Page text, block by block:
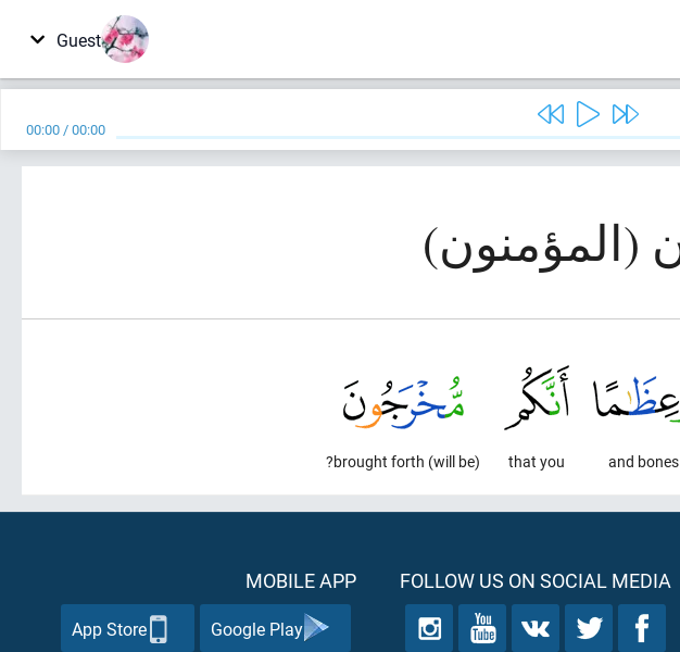
Guest
00:00 /00:00
and bones
that you
(will be) brought forth?
FOLLOW US ON SOCIAL MEDIA
MOBILE APP
Google Play
App Store